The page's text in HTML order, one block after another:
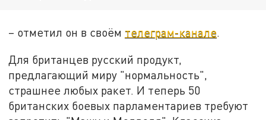
– отметил он в своём телеграм-канале.
Для британцев русский продукт,
предлагающий миру "нормальность",
страшнее любых ракет. И теперь 50
британских боевых парламентариев требуют